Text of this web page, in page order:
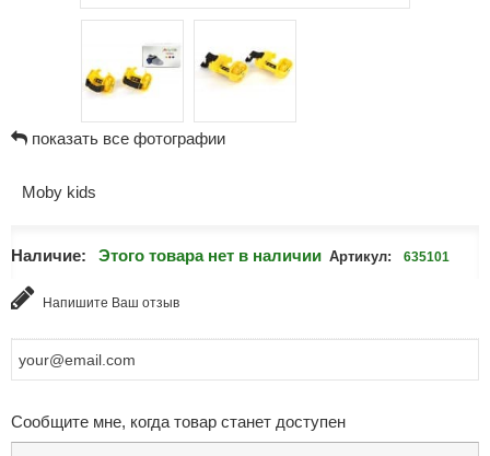
показать все фотографии
Moby kids
Наличие: Этого товара нет в наличии Артикул: 635101
Напишите Ваш отзыв
Сообщите мне, когда товар станет доступен